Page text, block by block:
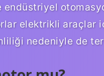
endüstriyel
elektrikli araçlar
nedeniyle de